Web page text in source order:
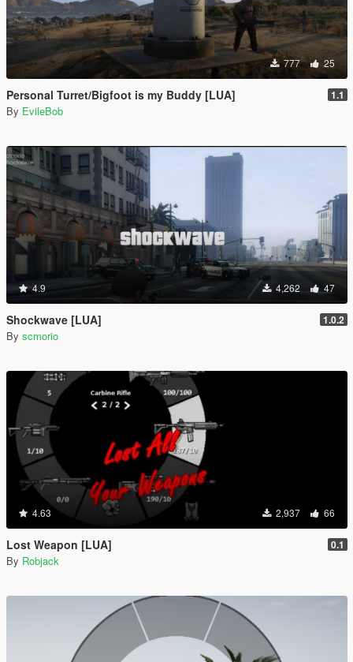
777 25
Personal Turret/Bigfoot is my Buddy [LUA] 1.1
By EvileBob
4.9 4,262 47
Shockwave [LUA] 1.0.2
By scmorio
4.63 2,937 66
Lost Weapon [LUA] 0.1
By Robjack